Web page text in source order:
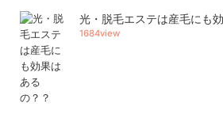
光・脱毛エステは産毛にも
1684view